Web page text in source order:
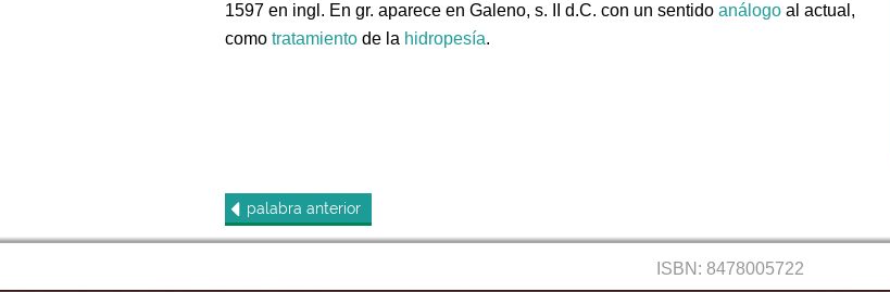
1597 en ingl. En gr. aparece en Galeno, s. II d.C. con un sentido análogo al actual,
como tratamiento de la hidropesía.
palabra anterior
ISBN: 8478005722